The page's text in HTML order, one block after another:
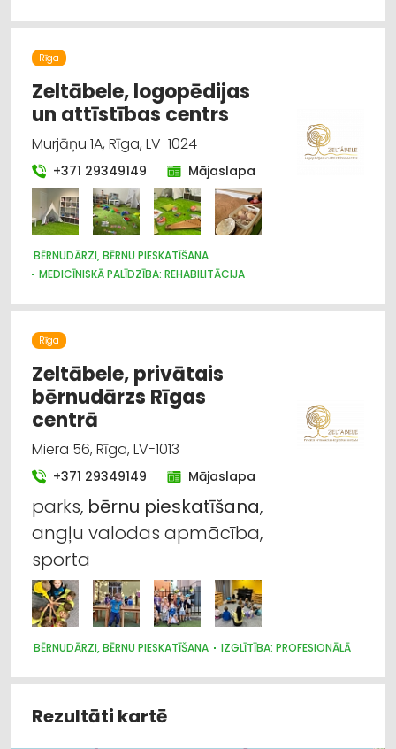
BĒRNU UN JAUNIEŠU BRĪVĀ LAIKA ORGANIZĒŠANA, NOMETNES
SPORTA ORGANIZĀCIJAS
SPORTA UN TŪRISMA PREČU TIRDZNIECĪBA
SPORTA UN TŪRISMA PREČU VAIRUMTIRDZNIECĪBA
MEDICĪNISKĀ PALĪDZĪBA: REHABILITĀCIJA
IZGLĪTĪBA: VISPĀRĒJĀ
Rīga
Zeltābele, logopēdijas
un attīstības centrs
Murjāņu 1A, Rīga, LV-1024
+371 29349149 Mājaslapa
BĒRNUDĀRZI, BĒRNU PIESKATĪŠANA
MEDICĪNISKĀ PALĪDZĪBA: REHABILITĀCIJA
Rīga
Zeltābele, privātais
bērnudārzs Rīgas
centrā
Miera 56, Rīga, LV-1013
+371 29349149 Mājaslapa
parks, bērnu pieskatīšana,
angļu valodas apmācība,
sporta
BĒRNUDĀRZI, BĒRNU PIESKATĪŠANA IZGLĪTĪBA: PROFESIONĀLĀ
Rezultāti kartē